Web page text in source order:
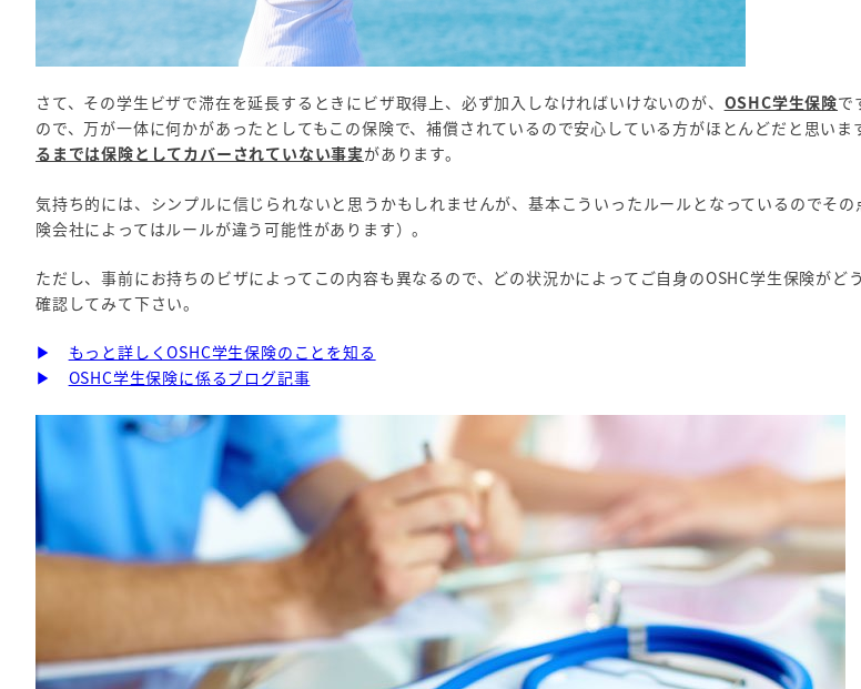
さて、その学生ビザで滞在を延長するときにビザ取得上、必ず加入しなければいけないのが、 OSHC学生保険で
ので、万が一体に何かがあったとしてもこの保険で、補償されているので安心している方がほとんどだと思いま
るまでは保険としてカバーされていない事実があります。
気持ち的には、シンプルに信じられないと思うかもしれませんが、基本こういったルールとなっているのでそ
険会社によってはルールが違う可能性があります）。
ただし、事前にお持ちのビザによってこの内容も異なるので、どの状況かによってご自身のOSHC学生保険がど
確認してみて下さい。
▶
もっと詳しくOSHC学生保険のことを知る
▶
OSHC学生保険に係るブログ記事